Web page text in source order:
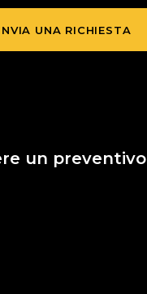
UNA RICHIESTA
un preventivo